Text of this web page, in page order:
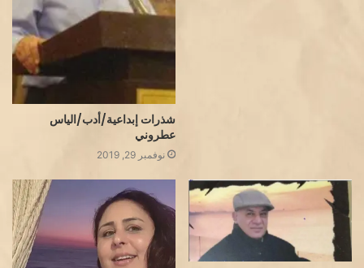
شذرات إبداعية/أدب/الياس
عطروني
نوفمبر 29, 2019